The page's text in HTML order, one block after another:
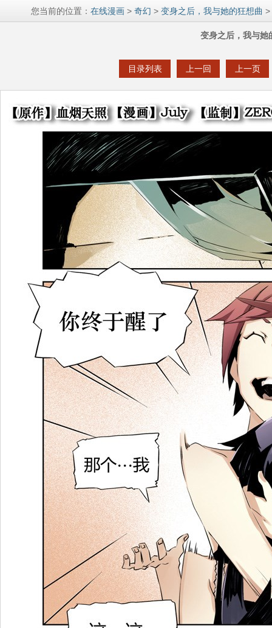
您当前的位置：在线漫画 >奇幻 >变身之后，我与她的狂想曲 >
变身之后，我与
目录列表 上一回 上一页